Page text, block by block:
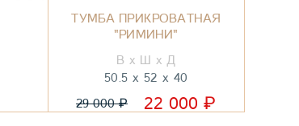
ТУМБА ПРИКРОВАТНАЯ
"РИМИНИ"
50.5 52
40
29 000₽ 22 000₽